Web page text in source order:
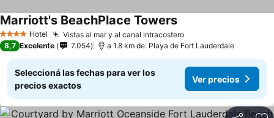
4 EstrellasHotel Vistas al mar y al canal intracosteroVer precios
Marriott's BeachPlace TowersVer precios
8,7 Excelente 7.054 a 1.8 km de: Playa de Fort Lauderdale
Seleccioná las fechas para ver los
precios exactos
Ver precios